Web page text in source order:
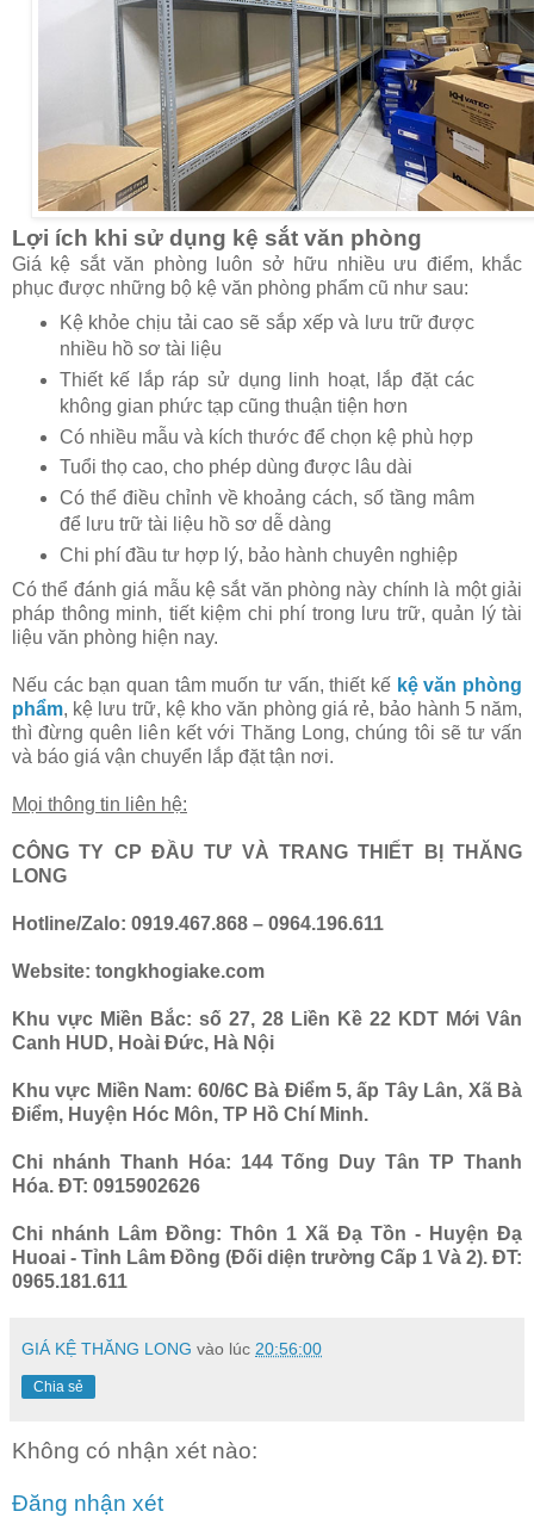
Lợi ích khi sử dụng kệ sắt văn phòng
Giá kệ sắt văn phòng luôn sở hữu nhiều ưu điểm, khắc
phục được những bộ kệ văn phòng phẩm cũ như sau:
Kệ khỏe chịu tải cao sẽ sắp xếp và lưu trữ được
nhiều hồ sơ tài liệu
Thiết kế lắp ráp sử dụng linh hoạt, lắp đặt các
không gian phức tạp cũng thuận tiện hơn
Có nhiều mẫu và kích thước để chọn kệ phù hợp
Tuổi thọ cao, cho phép dùng được lâu dài
Có thể điều chỉnh về khoảng cách, số tầng mâm
để lưu trữ tài liệu hồ sơ dễ dàng
Chi phí đầu tư hợp lý, bảo hành chuyên nghiệp
Có thể đánh giá mẫu kệ sắt văn phòng này chính là một giải
pháp thông minh, tiết kiệm chi phí trong lưu trữ, quản lý tài
liệu văn phòng hiện nay.
Nếu các bạn quan tâm muốn tư vấn, thiết kế kệ văn phòng
phẩm, kệ lưu trữ, kệ kho văn phòng giá rẻ, bảo hành 5 năm,
thì đừng quên liên kết với Thăng Long, chúng tôi sẽ tư vấn
và báo giá vận chuyển lắp đặt tận nơi.
Mọi thông tin liên hệ:
CÔNG TY CP ĐẦU TƯ VÀ TRANG THIẾT BỊ THĂNG
LONG
Hotline/Zalo: 0919.467.868 – 0964.196.611
Website: tongkhogiake.com
Khu vực Miền Bắc: số 27, 28 Liền Kề 22 KDT Mới Vân
Canh HUD, Hoài Đức, Hà Nội
Khu vực Miền Nam: 60/6C Bà Điểm 5, ấp Tây Lân, Xã Bà
Điểm, Huyện Hóc Môn, TP Hồ Chí Minh.
Chi nhánh Thanh Hóa: 144 Tống Duy Tân TP Thanh
Hóa. ĐT: 0915902626
Chi nhánh Lâm Đồng: Thôn 1 Xã Đạ Tồn - Huyện Đạ
Huoai - Tỉnh Lâm Đồng (Đối diện trường Cấp 1 Và 2). ĐT:
0965.181.611
GIÁ KỆ THĂNG LONG vào lúc 20:56:00
Chia sẻ
Không có nhận xét nào:
Đăng nhận xét